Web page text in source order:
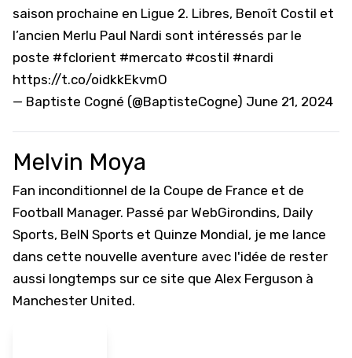
saison prochaine en Ligue 2. Libres, Benoît Costil et
l’ancien Merlu Paul Nardi sont intéressés par le
poste #fclorient #mercato #costil #nardi
https://t.co/oidkkEkvmO
— Baptiste Cogné (@BaptisteCogne) June 21, 2024
Melvin Moya
Fan inconditionnel de la Coupe de France et de
Football Manager. Passé par WebGirondins, Daily
Sports, BeIN Sports et Quinze Mondial, je me lance
dans cette nouvelle aventure avec l'idée de rester
aussi longtemps sur ce site que Alex Ferguson à
Manchester United.